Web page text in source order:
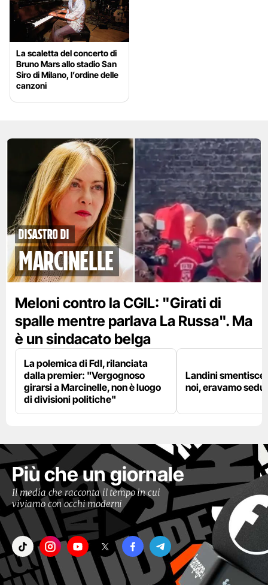
La scaletta del concerto di
Bruno Mars allo stadio San
Siro di Milano, l’ordine delle
canzoni
disastro di
marcinelle
Meloni contro la CGIL: "Girati di
spalle mentre parlava La Russa". Ma
è un sindacato belga
La polemica di FdI, rilanciata
dalla premier: "Vergognoso
girarsi a Marcinelle, non è luogo
di divisioni politiche"
Landini
noi, eravamo
Più che un giornale
Il media che racconta il tempo in cui
viviamo con occhi moderni